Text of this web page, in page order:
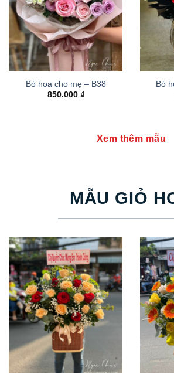
Bó hoa cho mẹ – B38
850.000 ₫
Bó
Xem thêm mẫu
MẪU GIỎ